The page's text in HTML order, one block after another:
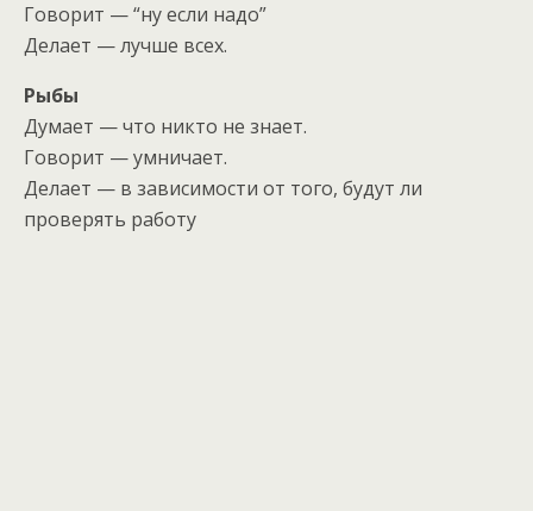
Говорит — “ну если надо”
Делает — лучше всех.
Рыбы
Думает — что никто не знает.
Говорит — умничает.
Делает — в зависимости от того, будут ли
проверять работу